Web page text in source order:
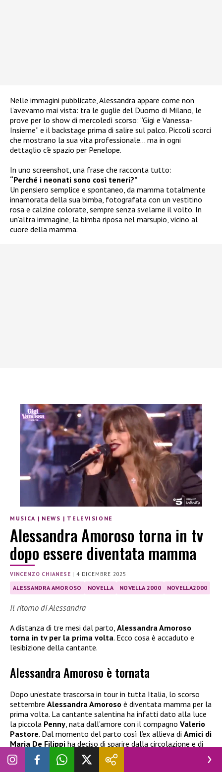
Nelle immagini pubblicate, Alessandra appare come non
l’avevamo mai vista: tra le guglie del Duomo di Milano, le
prove per lo show di mercoledì scorso: “Gigi e Vanessa-
Insieme” e il backstage prima di salire sul palco. Piccoli scorci
che mostrano la sua vita professionale… ma in ogni
dettaglio c’è spazio per Penelope.
In uno screenshot, una frase che racconta tutto:
“Perché i neonati sono così teneri?”
Un pensiero semplice e spontaneo, da mamma totalmente
innamorata della sua bimba, fotografata con un vestitino
rosa e calzine colorate, sempre senza svelarne il volto. In
un’altra immagine, la bimba riposa nel marsupio, vicino al
cuore della mamma.
MUSICA | NEWS | TELEVISIONE
Alessandra Amoroso torna in tv
dopo essere diventata mamma
VINCENZO CHIANESE |4 DICEMBRE 2025
ALESSANDRA AMOROSO NOVELLA NOVELLA 2000 NOVELLA2000
Il ritorno di Alessandra
A distanza di tre mesi dal parto, Alessandra Amoroso
torna in tv per la prima volta. Ecco cosa è accaduto e
l’esibizione della cantante.
Alessandra Amoroso è tornata
Dopo un’estate trascorsa in tour in tutta Italia, lo scorso
settembre Alessandra Amoroso è diventata mamma per la
prima volta. La cantante salentina ha infatti dato alla luce
la piccola Penny, nata dall’amore con il compagno Valerio
Pastore. Dal momento del parto così l’ex allieva di Amici di
Maria De Filippi ha deciso di sparire dalla circolazione e di
concentrarsi solo ed unicamente su sua figlia, per godersi
questo bellissimo e importante momento.